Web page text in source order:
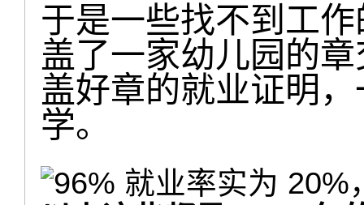
于是一些找不到工
盖了一家幼儿园的
盖好章的就业证明
学。